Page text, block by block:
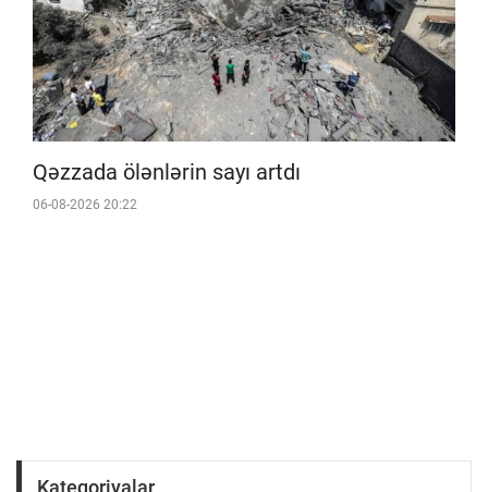
Qəzzada ölənlərin sayı artdı
06-08-2026 20:22